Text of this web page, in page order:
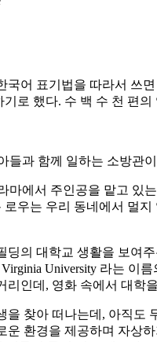
어 표기법을 따라서 쓰
로 했다. 수 백 수 천 편
들과 함께 일하는 소방관
마에서 주인공을 맡고
우는 우리 동네에서 멀
의 대학교 생활을 보여
University 라는 이
인데, 영화 속에서 대
찾아 떠나는데, 아직
환경을 제공하며 자상